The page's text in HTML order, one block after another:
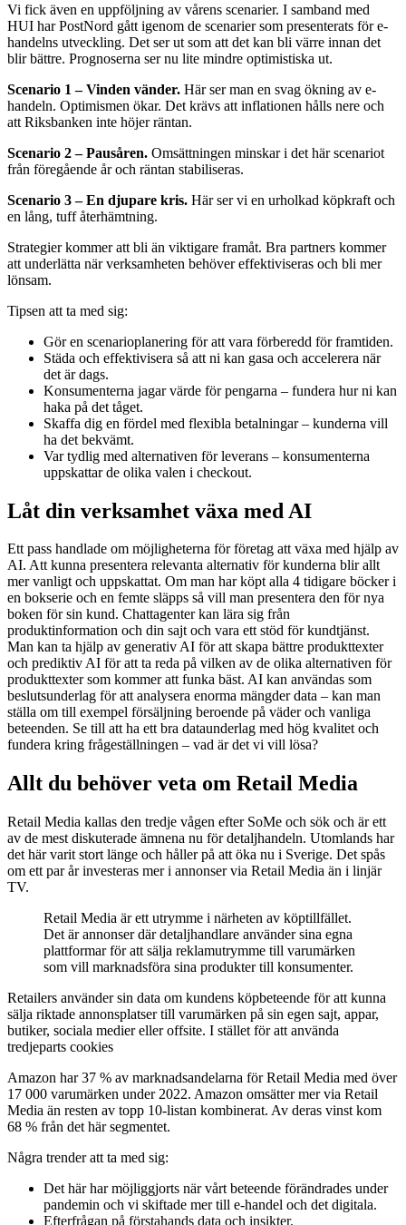
Vi fick även en uppföljning av vårens scenarier. I samband med
HUI har PostNord gått igenom de scenarier som presenterats för e-
handelns utveckling. Det ser ut som att det kan bli värre innan det
blir bättre. Prognoserna ser nu lite mindre optimistiska ut.
Scenario 1 – Vinden vänder. Här ser man en svag ökning av e-
handeln. Optimismen ökar. Det krävs att inflationen hålls nere och
att Riksbanken inte höjer räntan.
Scenario 2 – Pausåren. Omsättningen minskar i det här scenariot
från föregående år och räntan stabiliseras.
Scenario 3 – En djupare kris. Här ser vi en urholkad köpkraft och
en lång, tuff återhämtning.
Strategier kommer att bli än viktigare framåt. Bra partners kommer
att underlätta när verksamheten behöver effektiviseras och bli mer
lönsam.
Tipsen att ta med sig:
Gör en scenarioplanering för att vara förberedd för framtiden.
Städa och effektivisera så att ni kan gasa och accelerera när
det är dags.
Konsumenterna jagar värde för pengarna – fundera hur ni kan
haka på det tåget.
Skaffa dig en fördel med flexibla betalningar – kunderna vill
ha det bekvämt.
Var tydlig med alternativen för leverans – konsumenterna
uppskattar de olika valen i checkout.
Låt din verksamhet växa med AI
Ett pass handlade om möjligheterna för företag att växa med hjälp av
AI. Att kunna presentera relevanta alternativ för kunderna blir allt
mer vanligt och uppskattat. Om man har köpt alla 4 tidigare böcker i
en bokserie och en femte släpps så vill man presentera den för nya
boken för sin kund. Chattagenter kan lära sig från
produktinformation och din sajt och vara ett stöd för kundtjänst.
Man kan ta hjälp av generativ AI för att skapa bättre produkttexter
och prediktiv AI för att ta reda på vilken av de olika alternativen för
produkttexter som kommer att funka bäst. AI kan användas som
beslutsunderlag för att analysera enorma mängder data – kan man
ställa om till exempel försäljning beroende på väder och vanliga
beteenden. Se till att ha ett bra dataunderlag med hög kvalitet och
fundera kring frågeställningen – vad är det vi vill lösa?
Allt du behöver veta om Retail Media
Retail Media kallas den tredje vågen efter SoMe och sök och är ett
av de mest diskuterade ämnena nu för detaljhandeln. Utomlands har
det här varit stort länge och håller på att öka nu i Sverige. Det spås
om ett par år investeras mer i annonser via Retail Media än i linjär
TV.
Retail Media är ett utrymme i närheten av köptillfället.
Det är annonser där detaljhandlare använder sina egna
plattformar för att sälja reklamutrymme till varumärken
som vill marknadsföra sina produkter till konsumenter.
Retailers använder sin data om kundens köpbeteende för att kunna
sälja riktade annonsplatser till varumärken på sin egen sajt, appar,
butiker, sociala medier eller offsite. I stället för att använda
tredjeparts cookies
Amazon har 37 % av marknadsandelarna för Retail Media med över
17 000 varumärken under 2022. Amazon omsätter mer via Retail
Media än resten av topp 10-listan kombinerat. Av deras vinst kom
68 % från det här segmentet.
Några trender att ta med sig:
Det här har möjliggjorts när vårt beteende förändrades under
pandemin och vi skiftade mer till e-handel och det digitala.
Efterfrågan på förstahands data och insikter.